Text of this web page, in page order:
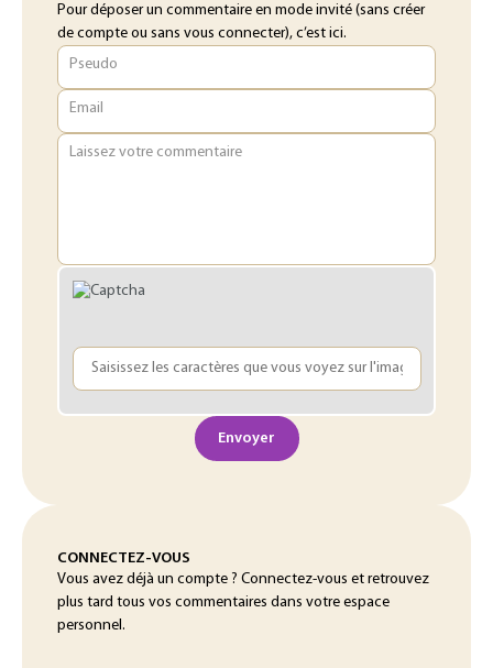
Pour déposer un commentaire en mode invité (sans créer
de compte ou sans vous connecter), c’est ici.
Pseudo
Email
Laissez votre commentaire
Envoyer
CONNECTEZ-VOUS
Vous avez déjà un compte ? Connectez-vous et retrouvez
plus tard tous vos commentaires dans votre espace
personnel.